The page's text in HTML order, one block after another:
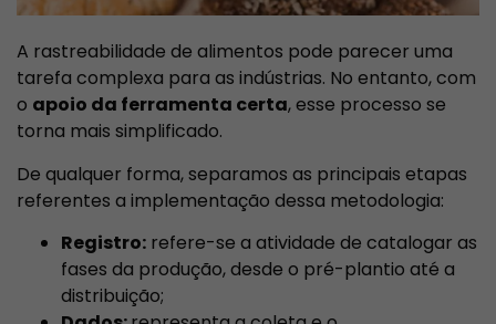
A rastreabilidade de alimentos pode parecer uma
tarefa complexa para as indústrias. No entanto, com
o apoio da ferramenta certa, esse processo se
torna mais simplificado.
De qualquer forma, separamos as principais etapas
referentes a implementação dessa metodologia:
Registro: refere-se a atividade de catalogar as
fases da produção, desde o pré-plantio até a
distribuição;